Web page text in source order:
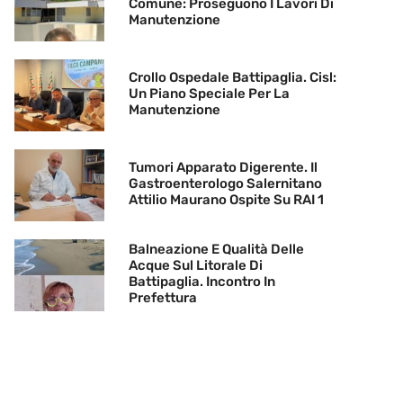
Comune: Proseguono I Lavori Di
Manutenzione
Crollo Ospedale Battipaglia. Cisl:
Un Piano Speciale Per La
Manutenzione
Tumori Apparato Digerente. Il
Gastroenterologo Salernitano
Attilio Maurano Ospite Su RAI 1
Balneazione E Qualità Delle
Acque Sul Litorale Di
Battipaglia. Incontro In
Prefettura